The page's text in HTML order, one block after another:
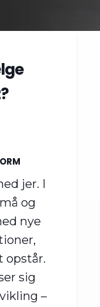
jer. I
og
nye
opstår.
sig
–